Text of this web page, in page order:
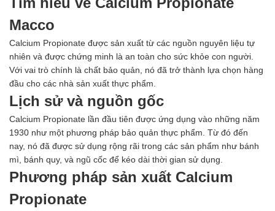
Xử lý nước hồ bơi
Xử lý nước sinh hoạt
Xử lý nước thải
Xử lý nước giếng khoan
Xử lý nước khác
DUNG MÔI CÔNG NGHIỆP
Pha sơn nước
Pha sơn epoxy
Pha sơn dầu
Pha sơn tĩnh điện
Dung môi khác
HƯƠNG LIỆU TINH DẦU
HÓA CHẤT CÔNG NGHIỆP
Axit
Hóa chất khác
Macco
Calcium Propionate được sản xuất từ các nguồn nguyên liệu tự
nhiên và được chứng minh là an toàn cho sức khỏe con người.
Với vai trò chính là chất bảo quản, nó đã trở thành lựa chọn hàng
đầu cho các nhà sản xuất thực phẩm.
Lịch sử và nguồn gốc
Calcium Propionate lần đầu tiên được ứng dụng vào những năm
1930 như một phương pháp bảo quản thực phẩm . Từ đó đến
nay, nó đã được sử dụng rộng rãi trong các sản phẩm như bánh
mì, bánh quy, và ngũ cốc để kéo dài thời gian sử dụng.
Phương pháp sản xuất Calcium
Propionate